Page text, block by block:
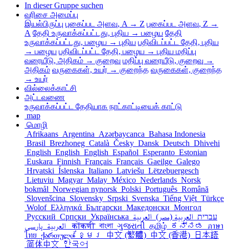
In dieser Gruppe suchen
வரிசை அமைப்பு
இயல்பிருப்பு புகைப்பட அளவு, A → Z புகைப்பட அளவு, Z →
A தேதி உருவாக்கப்பட்டது, புதிய → பழைய தேதி
உருவாக்கப்பட்டது, பழைய → புதிய பதிவிடப்பட்ட தேதி, புதிய
→ பழைய பதிவிடப்பட்ட தேதி, பழைய → புதிய மதிப்பு
வரையீடு, அதிகம் → குறைவு மதிப்பு வரையீடு, குறைவு →
அதிகம் வருகைகள், உயர் → குறைந்த வருகைகள், குறைந்த
→ உயர்
வில்லைக்காட்சி
அட்டவணை
உருவாக்கப்பட்ட தேதியாக நாட்காட்டியைக் காட்டு
map
மொழி
Afrikaans Argentina Azərbaycanca Bahasa Indonesia
Brasil Brezhoneg Català Česky Dansk Deutsch Dhivehi
English English English Español Esperanto Estonian
Euskara Finnish Français Français Gaeilge Galego
Hrvatski Íslenska Italiano Latviešu Lëtzebuergesch
Lietuviu Magyar Malay México Nederlands Norsk
bokmål Norwegian nynorsk Polski Português Română
Slovenšcina Slovensky Srpski Svenska Tiếng Việt Türkçe
Wolof Ελληνικά Български Македонски Монгол
Русский Српски Українська עברית العربية (مصر) العربية
العربية
कोंकणी বাংলা ગુજરાતી தமிழ் ಕನ್ನಡ
ภาษา
ไทย ქართული ខ្មែរ 中文 (繁體) 中文 (香港)
日本語
简体中文 한국어